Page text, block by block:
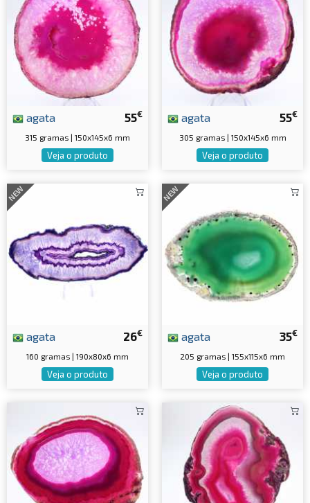
55€
agata
315 gramas | 150x145x6 mm
Veja o produto
55€
agata
305 gramas | 150x145x6 mm
Veja o produto
NEW
26€
agata
160 gramas | 190x80x6 mm
Veja o produto
NEW
35€
agata
205 gramas | 155x115x6 mm
Veja o produto